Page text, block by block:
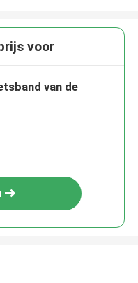
voor
van de